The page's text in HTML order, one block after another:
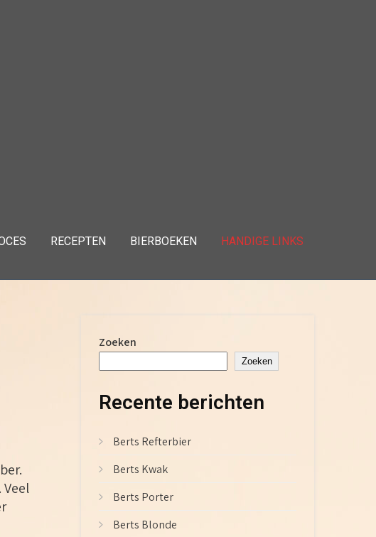
RECEPTEN BIERBOEKEN HANDIGE LINKS
Zoeken
Zoeken
Recente berichten
Berts Refterbier
Berts Kwak
Berts Porter
Berts Blonde